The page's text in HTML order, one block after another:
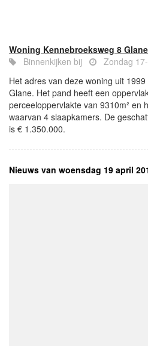
Woning Kennebroeksweg 8 Glane
Binnenkijken bij
Zondag
Het adres van deze woning uit
Glane. Het pand heeft een
perceeloppervlakte van 9310m² en
waarvan 4 slaapkamers. De
is € 1.350.000.
Nieuws van woensdag 19 april